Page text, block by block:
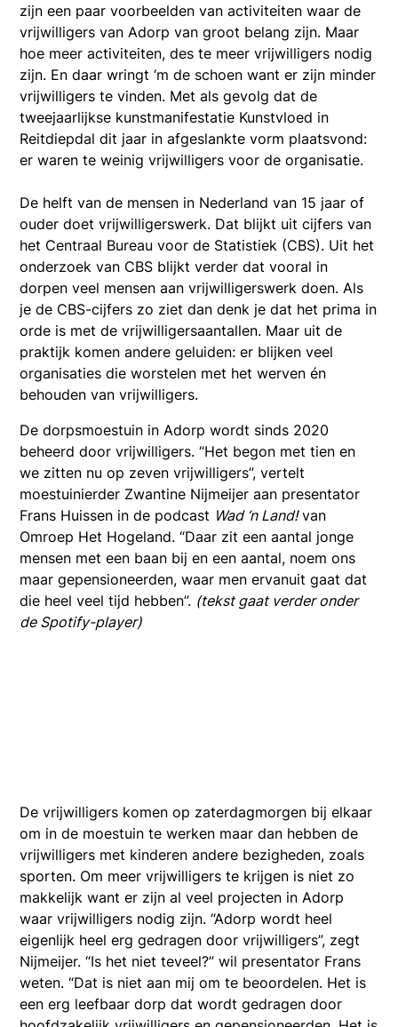
zijn een paar voorbeelden van activiteiten waar de
vrijwilligers van Adorp van groot belang zijn. Maar
hoe meer activiteiten, des te meer vrijwilligers nodig
zijn. En daar wringt ‘m de schoen want er zijn minder
vrijwilligers te vinden. Met als gevolg dat de
tweejaarlijkse kunstmanifestatie Kunstvloed in
Reitdiepdal dit jaar in afgeslankte vorm plaatsvond:
er waren te weinig vrijwilligers voor de organisatie.
De helft van de mensen in Nederland van 15 jaar of
ouder doet vrijwilligerswerk. Dat blijkt uit cijfers van
het Centraal Bureau voor de Statistiek (CBS). Uit het
onderzoek van CBS blijkt verder dat vooral in
dorpen veel mensen aan vrijwilligerswerk doen. Als
je de CBS-cijfers zo ziet dan denk je dat het prima in
orde is met de vrijwilligersaantallen. Maar uit de
praktijk komen andere geluiden: er blijken veel
organisaties die worstelen met het werven én
behouden van vrijwilligers.
De dorpsmoestuin in Adorp wordt sinds 2020
beheerd door vrijwilligers. “Het begon met tien en
we zitten nu op zeven vrijwilligers”, vertelt
moestuinierder Zwantine Nijmeijer aan presentator
Frans Huissen in de podcast Wad ‘n Land!van
Omroep Het Hogeland. “Daar zit een aantal jonge
mensen met een baan bij en een aantal, noem ons
maar gepensioneerden, waar men ervanuit gaat dat
die heel veel tijd hebben”. (tekst gaat verder onder
de Spotify-player)
De vrijwilligers komen op zaterdagmorgen bij elkaar
om in de moestuin te werken maar dan hebben de
vrijwilligers met kinderen andere bezigheden, zoals
sporten. Om meer vrijwilligers te krijgen is niet zo
makkelijk want er zijn al veel projecten in Adorp
waar vrijwilligers nodig zijn. “Adorp wordt heel
eigenlijk heel erg gedragen door vrijwilligers”, zegt
Nijmeijer. “Is het niet teveel?” wil presentator Frans
weten. “Dat is niet aan mij om te beoordelen. Het is
een erg leefbaar dorp dat wordt gedragen door